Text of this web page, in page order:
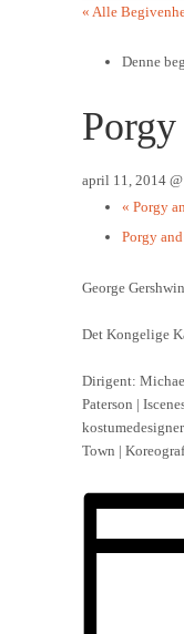
« Alle
Denne
Porgy
april 11, 2014
« Porgy
Porgy
George
Det Kongelige
Dirigent:
Paterson |
Town |